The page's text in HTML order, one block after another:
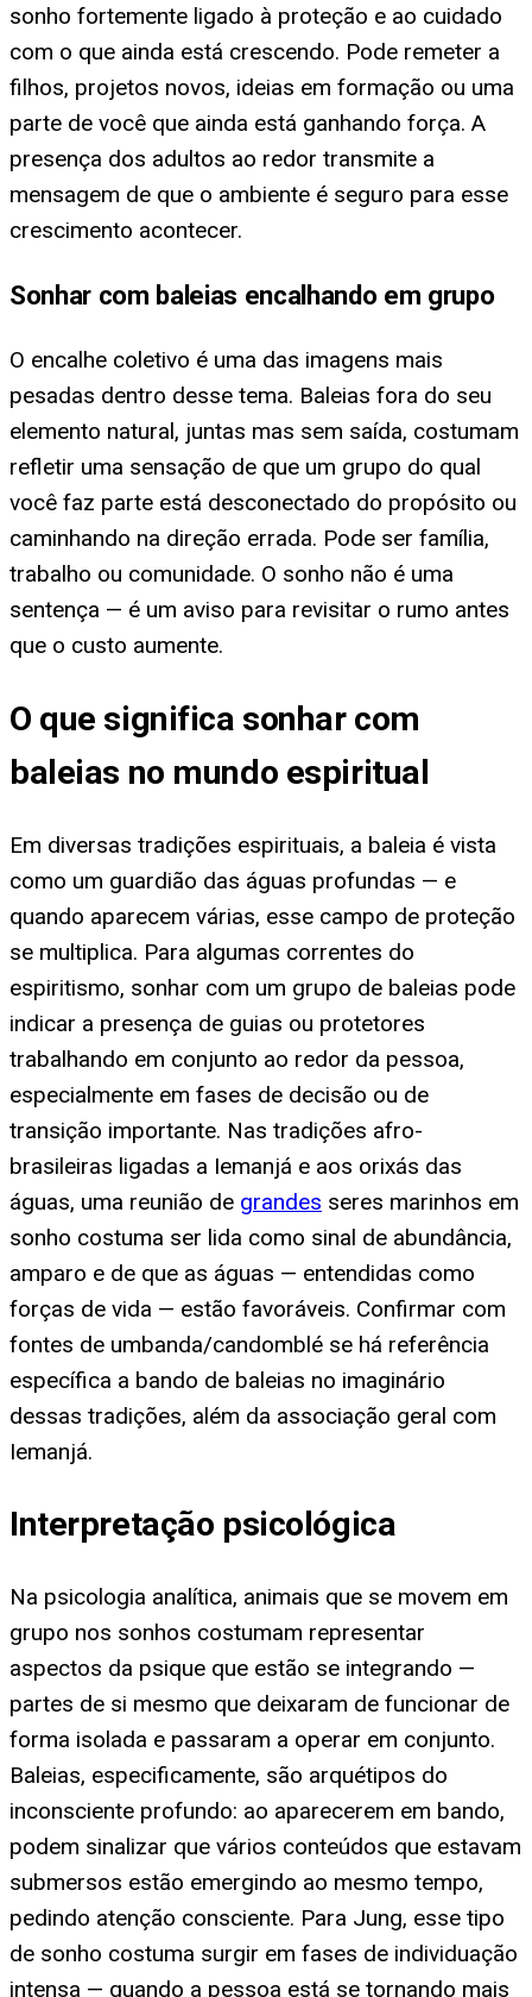
sonho fortemente ligado à proteção e ao cuidado
com o que ainda está crescendo. Pode remeter a
filhos, projetos novos, ideias em formação ou uma
parte de você que ainda está ganhando força. A
presença dos adultos ao redor transmite a
mensagem de que o ambiente é seguro para esse
crescimento acontecer.
Sonhar com baleias encalhando em grupo
O encalhe coletivo é uma das imagens mais
pesadas dentro desse tema. Baleias fora do seu
elemento natural, juntas mas sem saída, costumam
refletir uma sensação de que um grupo do qual
você faz parte está desconectado do propósito ou
caminhando na direção errada. Pode ser família,
trabalho ou comunidade. O sonho não é uma
sentença — é um aviso para revisitar o rumo antes
que o custo aumente.
O que significa sonhar com
baleias no mundo espiritual
Em diversas tradições espirituais, a baleia é vista
como um guardião das águas profundas — e
quando aparecem várias, esse campo de proteção
se multiplica. Para algumas correntes do
espiritismo, sonhar com um grupo de baleias pode
indicar a presença de guias ou protetores
trabalhando em conjunto ao redor da pessoa,
especialmente em fases de decisão ou de
transição importante. Nas tradições afro-
brasileiras ligadas a Iemanjá e aos orixás das
águas, uma reunião de grandes seres marinhos em
sonho costuma ser lida como sinal de abundância,
amparo e de que as águas — entendidas como
forças de vida — estão favoráveis. Confirmar com
fontes de umbanda/candomblé se há referência
específica a bando de baleias no imaginário
dessas tradições, além da associação geral com
Iemanjá.
Interpretação psicológica
Na psicologia analítica, animais que se movem em
grupo nos sonhos costumam representar
aspectos da psique que estão se integrando —
partes de si mesmo que deixaram de funcionar de
forma isolada e passaram a operar em conjunto.
Baleias, especificamente, são arquétipos do
inconsciente profundo: ao aparecerem em bando,
podem sinalizar que vários conteúdos que estavam
submersos estão emergindo ao mesmo tempo,
pedindo atenção consciente. Para Jung, esse tipo
de sonho costuma surgir em fases de individuação
intensa — quando a pessoa está se tornando mais